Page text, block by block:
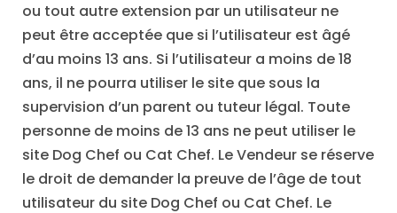
ou tout autre extension par un utilisateur ne
peut être acceptée que si l’utilisateur est âgé
d’au moins 13 ans. Si l’utilisateur a moins de 18
ans, il ne pourra utiliser le site que sous la
supervision d’un parent ou tuteur légal. Toute
personne de moins de 13 ans ne peut utiliser le
site Dog Chef ou Cat Chef. Le Vendeur se réserve
le droit de demander la preuve de l’âge de tout
utilisateur du site Dog Chef ou Cat Chef. Le